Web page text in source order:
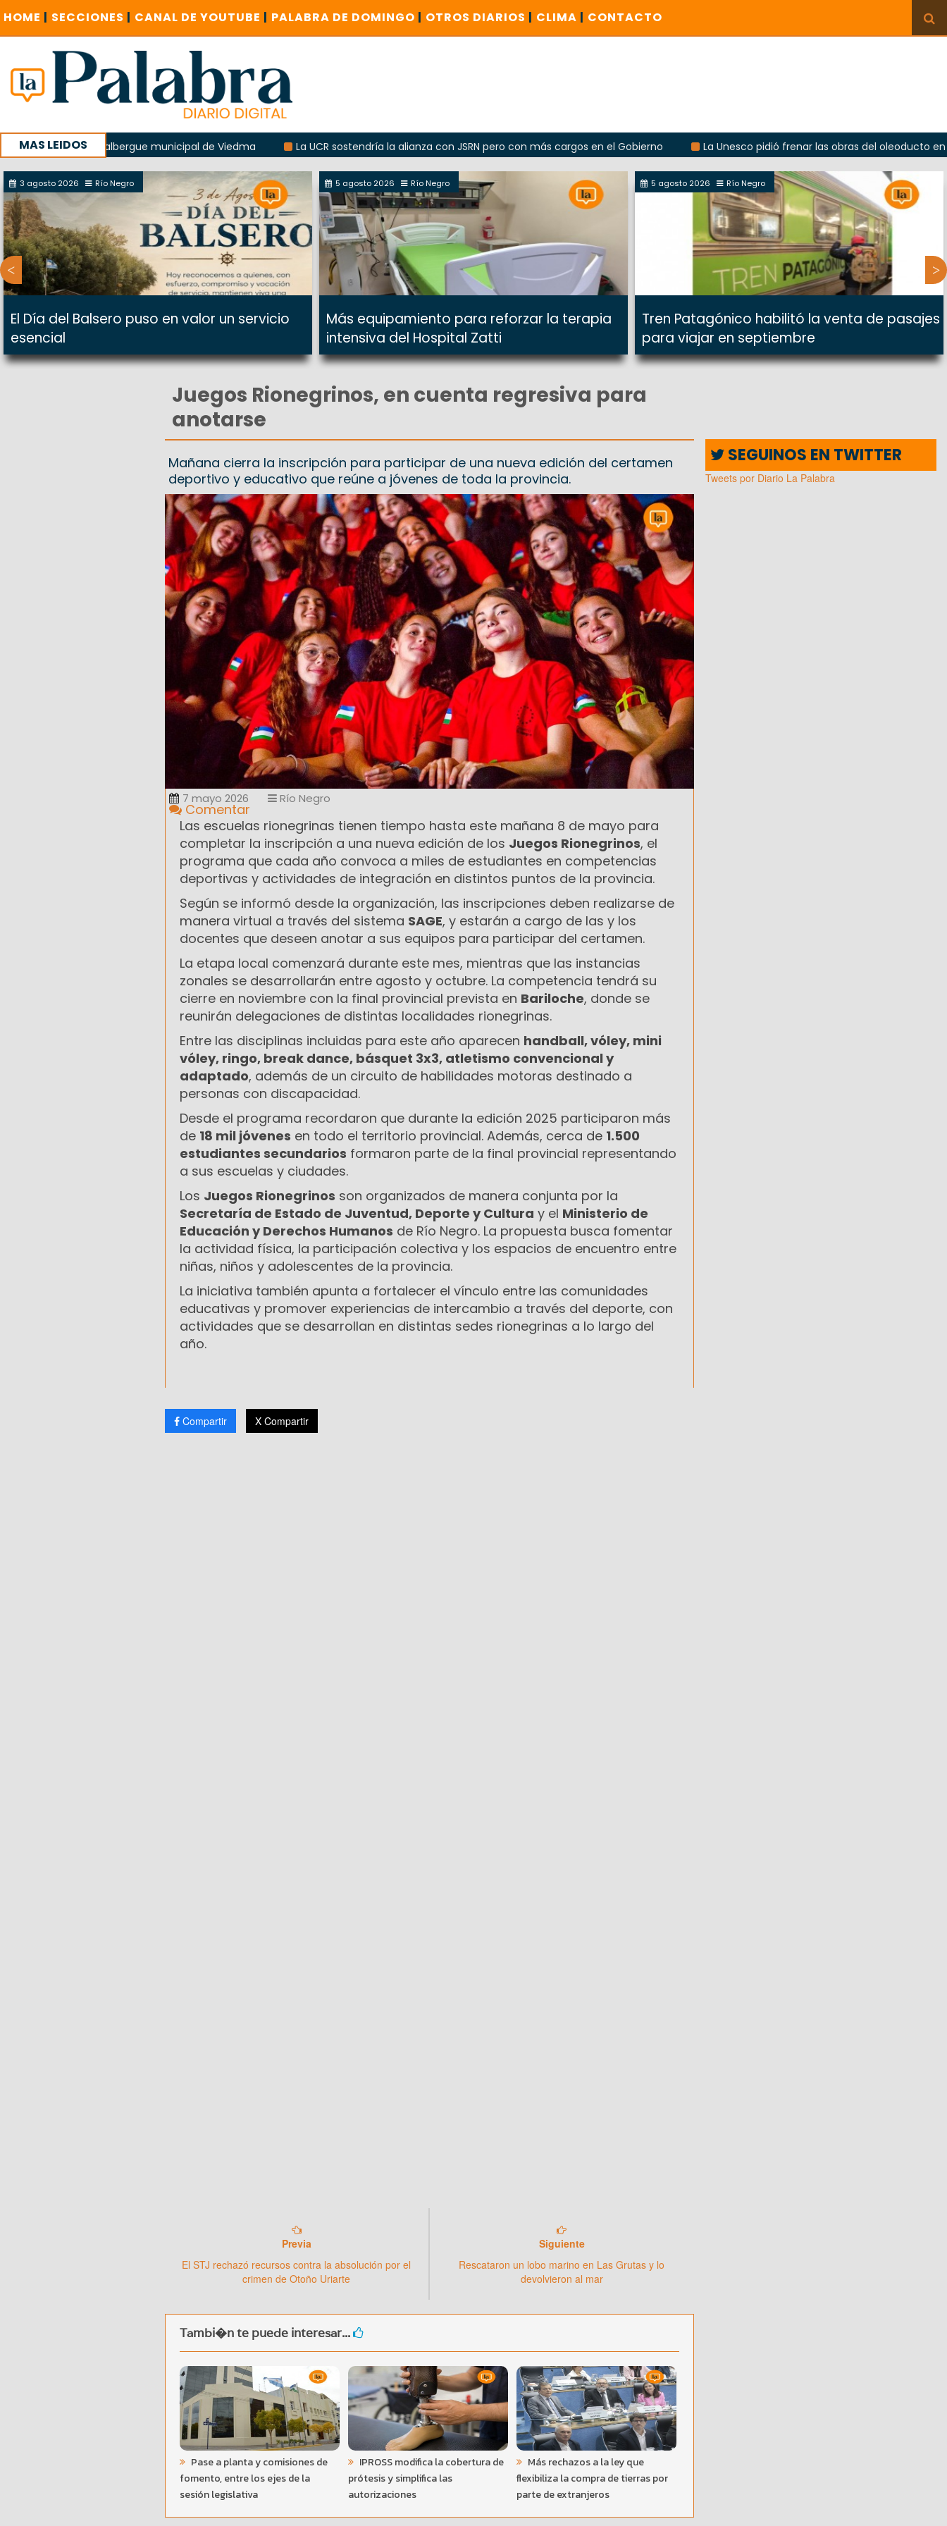
HOME | SECCIONES | CANAL DE YOUTUBE | PALABRA DE DOMINGO | OTROS DIARIOS | CLIMA | CONTACTO
MAS LEIDOS
del albergue municipal de Viedma La UCR sostendría la alianza con JSRN pero con más cargos en el Gobierno
La Unesco pidió frenar las obras del oleoducto en Punta
del Correo Argentino en Sierra Grande
3 agosto 2026 Río Negro
El Día del Balsero puso en valor un servicio
esencial
5 agosto 2026 Río Negro
Más equipamiento para reforzar la terapia
intensiva del Hospital Zatti
5 agosto 2026 Río Negro
Tren Patagónico habilitó la venta de pasajes
para viajar en septiembre
Juegos Rionegrinos, en cuenta regresiva para
anotarse
Mañana cierra la inscripción para participar de una nueva edición del certamen
deportivo y educativo que reúne a jóvenes de toda la provincia.
7 mayo 2026 Río Negro
Comentar
Las escuelas rionegrinas tienen tiempo hasta este mañana 8 de mayo para
completar la inscripción a una nueva edición de los Juegos Rionegrinos, el
programa que cada año convoca a miles de estudiantes en competencias
deportivas y actividades de integración en distintos puntos de la provincia.
Según se informó desde la organización, las inscripciones deben realizarse de
manera virtual a través del sistema SAGE, y estarán a cargo de las y los
docentes que deseen anotar a sus equipos para participar del certamen.
La etapa local comenzará durante este mes, mientras que las instancias
zonales se desarrollarán entre agosto y octubre. La competencia tendrá su
cierre en noviembre con la final provincial prevista en Bariloche, donde se
reunirán delegaciones de distintas localidades rionegrinas.
Entre las disciplinas incluidas para este año aparecen handball, vóley, mini
vóley, ringo, break dance, básquet 3x3, atletismo convencional y
adaptado, además de un circuito de habilidades motoras destinado a
personas con discapacidad.
Desde el programa recordaron que durante la edición 2025 participaron más
de 18 mil jóvenes en todo el territorio provincial. Además, cerca de 1.500
estudiantes secundarios formaron parte de la final provincial representando
a sus escuelas y ciudades.
Los Juegos Rionegrinos son organizados de manera conjunta por la
Secretaría de Estado de Juventud, Deporte y Cultura y el Ministerio de
Educación y Derechos Humanos de Río Negro. La propuesta busca fomentar
la actividad física, la participación colectiva y los espacios de encuentro entre
niñas, niños y adolescentes de la provincia.
La iniciativa también apunta a fortalecer el vínculo entre las comunidades
educativas y promover experiencias de intercambio a través del deporte, con
actividades que se desarrollan en distintas sedes rionegrinas a lo largo del
año.
Compartir X Compartir
Previa
El STJ rechazó recursos contra la absolución por el
crimen de Otoño Uriarte
Siguiente
Rescataron un lobo marino en Las Grutas y lo
devolvieron al mar
Tambi�n te puede interesar...
Pase a planta y comisiones de
fomento, entre los ejes de la
sesión legislativa
IPROSS modifica la cobertura de
prótesis y simplifica las
autorizaciones
Más rechazos a la ley que
flexibiliza la compra de tierras por
parte de extranjeros
SEGUINOS EN TWITTER
Tweets por Diario La Palabra